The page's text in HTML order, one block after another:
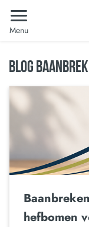
Menu
BLOG
hefbomen